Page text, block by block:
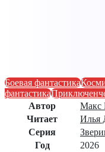
Боевая фантастика
фантастика
Автор
Макс
Читает
Илья
Серия
Год
2026